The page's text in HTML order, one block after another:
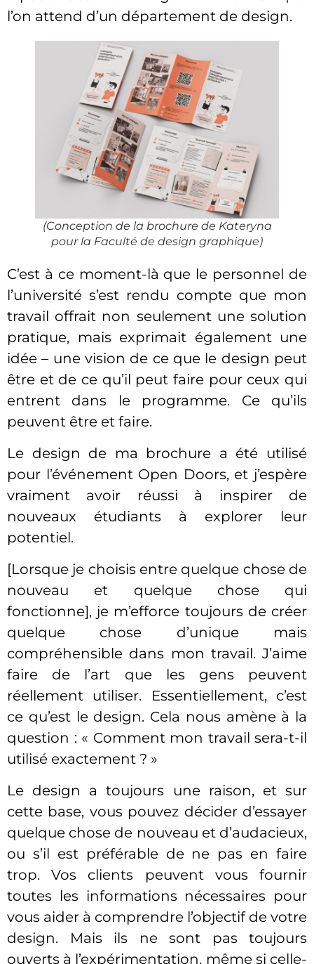
l’on attend d’un département de design.
(Conception de la brochure de Kateryna
pour la Faculté de design graphique)
C’est à ce moment-là que le personnel de
l’université s’est rendu compte que mon
travail offrait non seulement une solution
pratique, mais exprimait également une
idée – une vision de ce que le design peut
être et de ce qu’il peut faire pour ceux qui
entrent dans le programme. Ce qu’ils
peuvent être et faire.
Le design de ma brochure a été utilisé
pour l’événement Open Doors, et j’espère
vraiment avoir réussi à inspirer de
nouveaux étudiants à explorer leur
potentiel.
[Lorsque je choisis entre quelque chose de
nouveau et quelque chose qui
fonctionne], je m’efforce toujours de créer
quelque chose d’unique mais
compréhensible dans mon travail. J’aime
faire de l’art que les gens peuvent
réellement utiliser. Essentiellement, c’est
ce qu’est le design. Cela nous amène à la
question : « Comment mon travail sera-t-il
utilisé exactement ? »
Le design a toujours une raison, et sur
cette base, vous pouvez décider d’essayer
quelque chose de nouveau et d’audacieux,
ou s’il est préférable de ne pas en faire
trop. Vos clients peuvent vous fournir
toutes les informations nécessaires pour
vous aider à comprendre l’objectif de votre
design. Mais ils ne sont pas toujours
ouverts à l’expérimentation, même si celle-